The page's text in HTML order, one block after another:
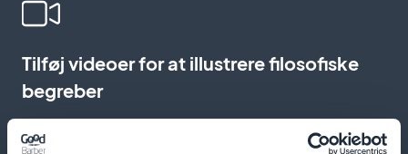
Tilføj videoer for at illustrere filosofiske
begreber
Tilbyder livlige forklaringer, forelæsninger og